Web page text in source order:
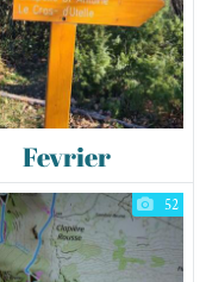
Fevrier
52